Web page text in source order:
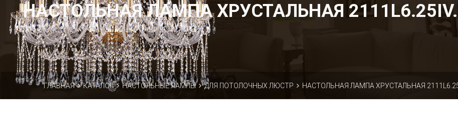
НАСТОЛЬНАЯ ЛАМПА ХРУСТАЛЬНАЯ
ГЛАВНАЯ КАТАЛОГ НАСТОЛЬНЫЕ ЛАМПЫ ДЛЯ ПОТОЛОЧНЫХ ЛЮСТР НАСТОЛЬНАЯ ЛАМПА ХРУСТАЛЬНАЯ